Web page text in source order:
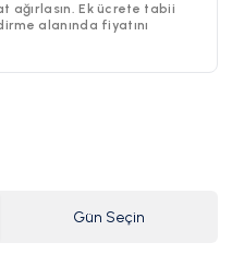
ağırlasın. Ek ücrete tabii
alanında fiyatını
Gün Seçin